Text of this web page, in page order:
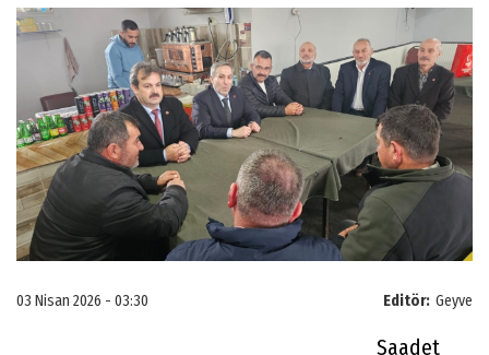
Editör: Geyve
03 Nisan 2026 - 03:30
Saadet